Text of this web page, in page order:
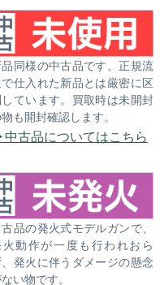
同様の中古品です。正規流
仕入れた新品とは厳密に区
ています。買取時は未開封
も開封確認します。
中古品についてはこちら
品の発火式モデルガンで、
動作が一度も行われおら
発火に伴うダメージの懸念
い物です。